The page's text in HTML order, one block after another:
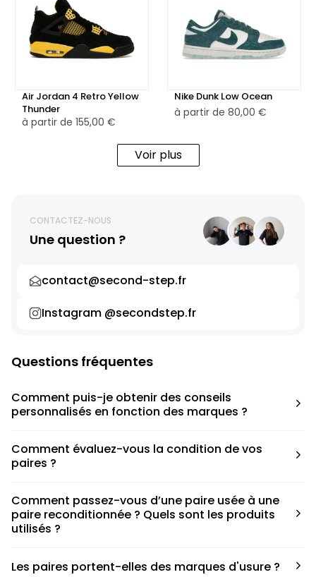
Air Jordan 4 Retro Yellow
Thunder
à partir de 155,00 €
Nike Dunk Low Ocean
à partir de 80,00 €
Voir plus
CONTACTEZ-NOUS
Une question ?
contact@second-step.fr
Instagram @secondstep.fr
Questions fréquentes
Comment puis-je obtenir des conseils
personnalisés en fonction des marques ?
pour déterminer la taille appropriée, que ce soit une taille
en dessous, au-dessus ou correspondant à votre taille
Comment évaluez-vous la condition de vos
paires ?
défauts spécifiques de chaque paire.
Comment passez-vous d’une paire usée à une
paire reconditionnée ? Quels sont les produits
utilisés ?
ont fait de cette passion leur métier afin de reconditionner
Les paires portent-elles des marques d'usure ?